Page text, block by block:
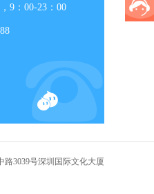
9：00-23：00
3039号深圳国际文化大厦